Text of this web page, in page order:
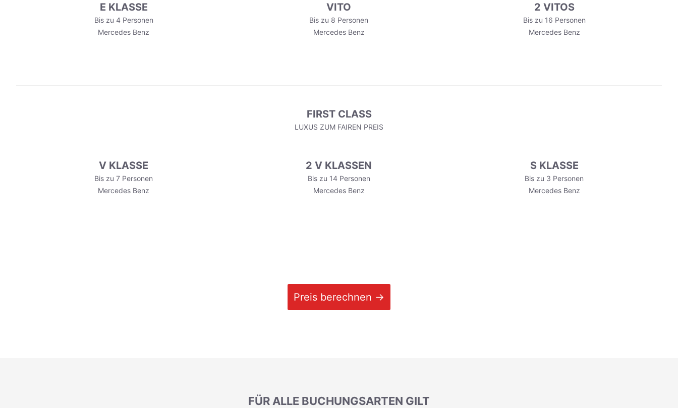
E KLASSE
Bis zu 4 Personen
Mercedes Benz
VITO
Bis zu 8 Personen
Mercedes Benz
2 VITOS
Bis zu 16 Personen
Mercedes Benz
FIRST CLASS
LUXUS ZUM FAIREN PREIS
V KLASSE
Bis zu 7 Personen
Mercedes Benz
2 V KLASSEN
Bis zu 14 Personen
Mercedes Benz
S KLASSE
Bis zu 3 Personen
Mercedes Benz
Preis berechnen →
FÜR ALLE BUCHUNGSARTEN GILT